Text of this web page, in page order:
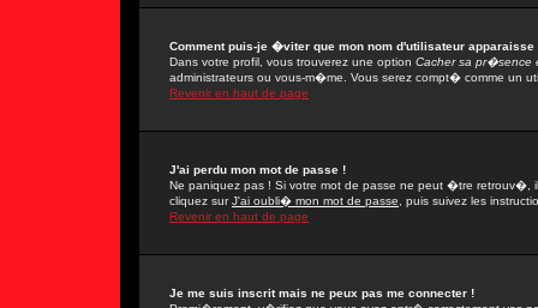
Comment puis-je �viter que mon nom d'utilisateur
Dans votre profil, vous trouverez une option Cacher sa pr�sence
administrateurs ou vous-m�me. Vous serez compt� comme un
Revenir en haut de page
J'ai perdu mon mot de passe !
Ne paniquez pas ! Si votre mot de passe ne peut �tre
cliquez surJ'ai oubli� mon mot de passe , puis suivez les
Revenir en haut de page
Je me suis inscrit mais ne peux pas me connecter !